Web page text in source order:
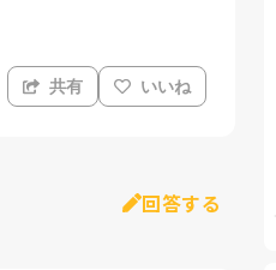
共有 いいね
回答する